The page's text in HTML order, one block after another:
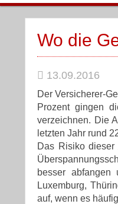
Wo die
13.09.2016
Der Versicherer-
Prozent gingen
verzeichnen. Die
letzten Jahr rund
Das Risiko dieser
besser
Luxemburg,
auf, wenn es